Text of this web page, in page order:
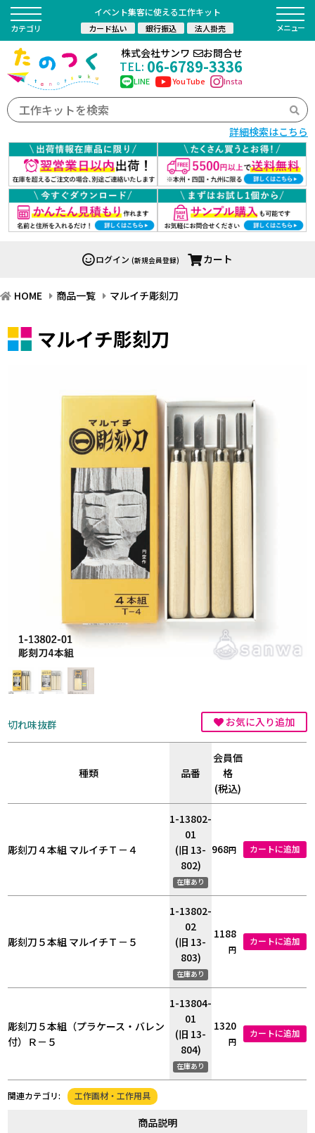
イベント集客に使える工作キット
カード払い 銀行振込 法人掛売
詳細検索はこちら
株式会社サンワ お問合せ
TEL: 06-6789-3336
LINE YouTube Insta
カテゴリ
ログイン (新規会員登録) カート
HOME 商品一覧 マルイチ彫刻刀
マルイチ彫刻刀
切れ味抜群 お気に入り追加
種類 品番
会員価
格
(税込)
彫刻刀４本組 マルイチＴ－４
1-13802-
01
(旧 13-
802)
在庫あり
968円 カートに追加
彫刻刀５本組 マルイチＴ－５
1-13802-
02
(旧 13-
803)
在庫あり
1188
円
カートに追加
彫刻刀５本組（プラケース・バレン
付）Ｒ－５
1-13804-
01
(旧 13-
804)
在庫あり
1320
円
カートに追加
関連カテゴリ: 工作画材・工作用具
商品説明